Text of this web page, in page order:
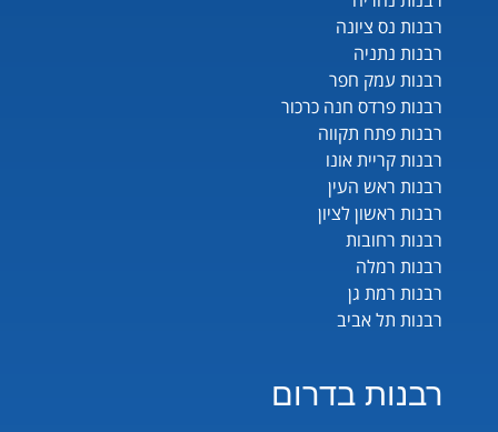
רבנות נס ציונה
רבנות נתניה
רבנות עמק חפר
רבנות פרדס חנה כרכור
רבנות פתח תקווה
רבנות קריית אונו
רבנות ראש העין
רבנות ראשון לציון
רבנות רחובות
רבנות רמלה
רבנות רמת גן
רבנות תל אביב
רבנות בדרום